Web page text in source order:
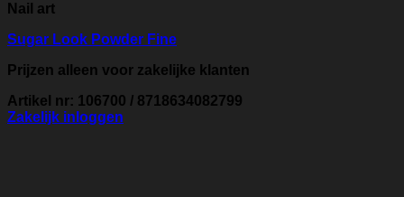
Nail art
Sugar Look Powder Fine
Prijzen alleen voor zakelijke klanten
Artikel nr: 106700 / 8718634082799
Zakelijk inloggen